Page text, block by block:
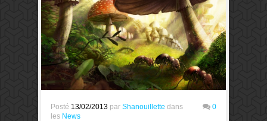
Posté 13/02/2013 par Shanouillette dans
les News
0